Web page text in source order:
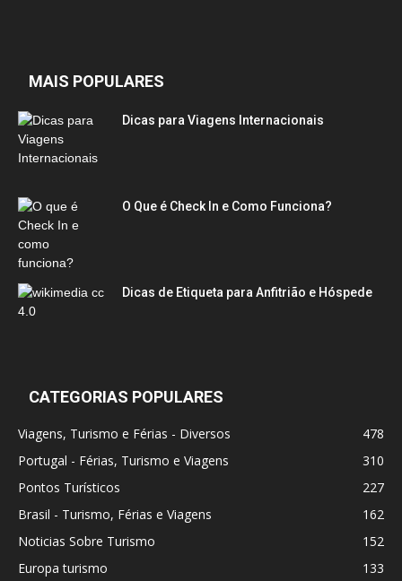
MAIS POPULARES
Dicas para Viagens Internacionais
O Que é Check In e Como Funciona?
Dicas de Etiqueta para Anfitrião e Hóspede
CATEGORIAS POPULARES
Viagens, Turismo e Férias - Diversos
478
Portugal - Férias, Turismo e Viagens
310
Pontos Turísticos
227
Brasil - Turismo, Férias e Viagens
162
Noticias Sobre Turismo
152
Europa turismo
133